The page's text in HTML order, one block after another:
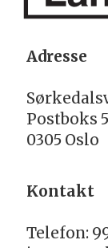
Adresse
Postboks
0305 Oslo
Kontakt
Telefon: